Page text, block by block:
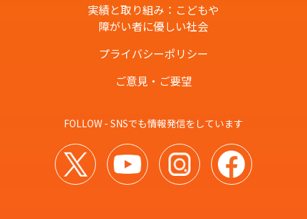
実績と取り組み：こどもや
障がい者に優しい社会
プライバシーポリシー
ご意見・ご要望
FOLLOW - SNSでも情報発信をしています